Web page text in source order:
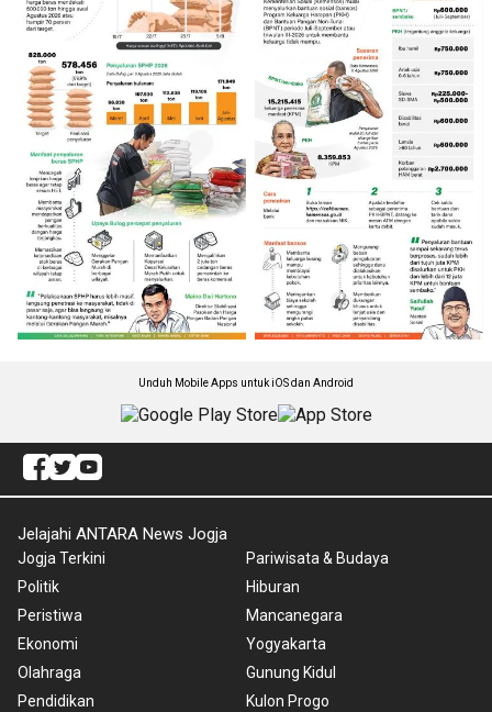
Unduh Mobile Apps untuk iOS dan Android
Jelajahi ANTARA News Jogja
Jogja Terkini
Politik
Peristiwa
Ekonomi
Olahraga
Pendidikan
Pariwisata & Budaya
Hiburan
Mancanegara
Yogyakarta
Gunung Kidul
Kulon Progo